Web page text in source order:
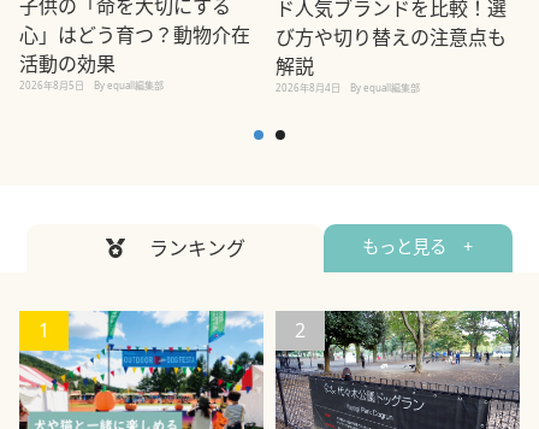
子供の「命を大切にする
心」はどう育つ？動物介在
活動の効果
2026年8月5日 By equall編集部
ド人気ブランドを比較！選
び方や切り替えの注意点も
解説
2026年8月4日 By equall編集部
ランキング もっと見る +
1 2